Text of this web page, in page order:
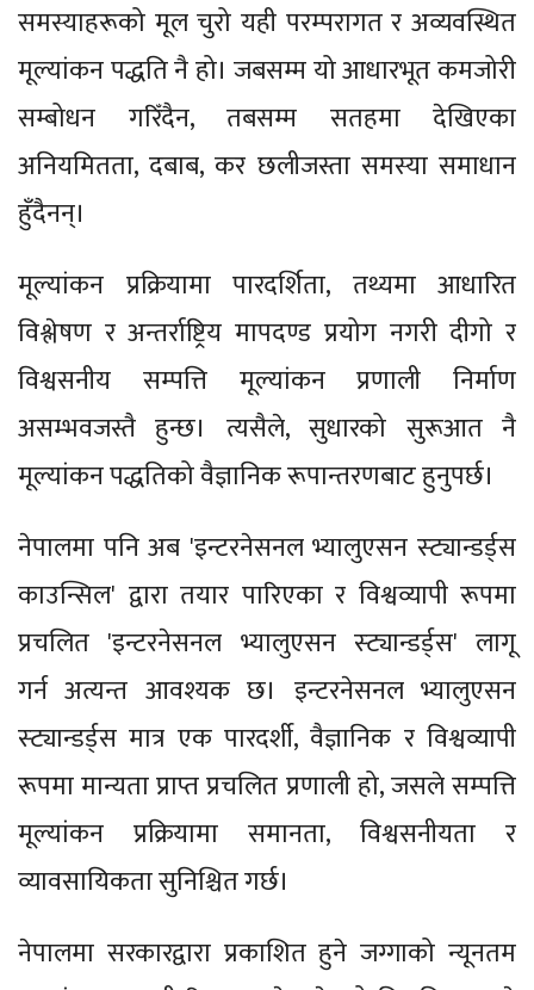
समस्याहरूको मूल चुरो यही परम्परागत र अव्यवस्थित
मूल्यांकन पद्धति नै हो। जबसम्म यो आधारभूत कमजोरी
सम्बोधन गरिँदैन, तबसम्म सतहमा देखिएका
अनियमितता, दबाब, कर छलीजस्ता समस्या समाधान
हुँदैनन्।
मूल्यांकन प्रक्रियामा पारदर्शिता, तथ्यमा आधारित
विश्लेषण र अन्तर्राष्ट्रिय मापदण्ड प्रयोग नगरी दीगो र
विश्वसनीय सम्पत्ति मूल्यांकन प्रणाली निर्माण
असम्भवजस्तै हुन्छ। त्यसैले, सुधारको सुरूआत नै
मूल्यांकन पद्धतिको वैज्ञानिक रूपान्तरणबाट हुनुपर्छ।
नेपालमा पनि अब 'इन्टरनेसनल भ्यालुएसन स्ट्यान्डर्ड्स
काउन्सिल' द्वारा तयार पारिएका र विश्वव्यापी रूपमा
प्रचलित 'इन्टरनेसनल भ्यालुएसन स्ट्यान्डर्ड्स' लागू
गर्न अत्यन्त आवश्यक छ। इन्टरनेसनल भ्यालुएसन
स्ट्यान्डर्ड्स मात्र एक पारदर्शी, वैज्ञानिक र विश्वव्यापी
रूपमा मान्यता प्राप्त प्रचलित प्रणाली हो, जसले सम्पत्ति
मूल्यांकन प्रक्रियामा समानता, विश्वसनीयता र
व्यावसायिकता सुनिश्चित गर्छ।
नेपालमा सरकारद्वारा प्रकाशित हुने जग्गाको न्यूनतम